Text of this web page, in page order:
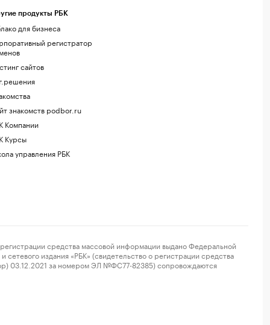
продукты РБК
для бизнеса
регистратор
сайтов
знакомств podbor.ru
Компании
Курсы
управления РБК
средства массовой информации выдано Федеральной
издания «РБК» (свидетельство о регистрации средства
03.12.2021 за номером ЭЛ №ФС77-82385) сопровождаются